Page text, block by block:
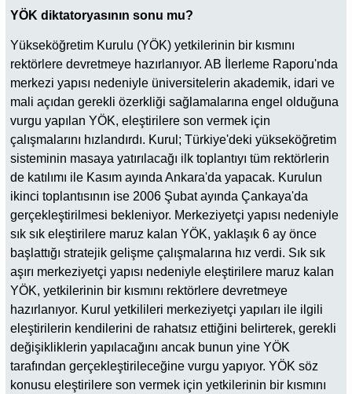
YÖK diktatoryasının sonu mu?
Yükseköğretim Kurulu (YÖK) yetkilerinin bir kısmını
rektörlere devretmeye hazırlanıyor. AB İlerleme Raporu'nda
merkezi yapısı nedeniyle üniversitelerin akademik, idari ve
mali açıdan gerekli özerkliği sağlamalarına engel olduğuna
vurgu yapılan YÖK, eleştirilere son vermek için
çalışmalarını hızlandırdı. Kurul; Türkiye'deki yükseköğretim
sisteminin masaya yatırılacağı ilk toplantıyı tüm rektörlerin
de katılımı ile Kasım ayında Ankara'da yapacak. Kurulun
ikinci toplantısının ise 2006 Şubat ayında Çankaya'da
gerçekleştirilmesi bekleniyor. Merkeziyetçi yapısı nedeniyle
sık sık eleştirilere maruz kalan YÖK, yaklaşık 6 ay önce
başlattığı stratejik gelişme çalışmalarına hız verdi. Sık sık
aşırı merkeziyetçi yapısı nedeniyle eleştirilere maruz kalan
YÖK, yetkilerinin bir kısmını rektörlere devretmeye
hazırlanıyor. Kurul yetkilileri merkeziyetçi yapıları ile ilgili
eleştirilerin kendilerini de rahatsız ettiğini belirterek, gerekli
değişikliklerin yapılacağını ancak bunun yine YÖK
tarafından gerçekleştirileceğine vurgu yapıyor. YÖK söz
konusu eleştirilere son vermek için yetkilerinin bir kısmını